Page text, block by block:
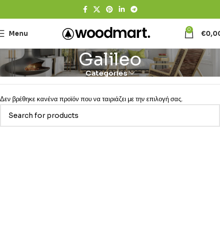
Menu 0 €
Galileo
Categories
Δεν βρέθηκε κανένα προϊόν που να ταιριάζει με την επιλογή σας.